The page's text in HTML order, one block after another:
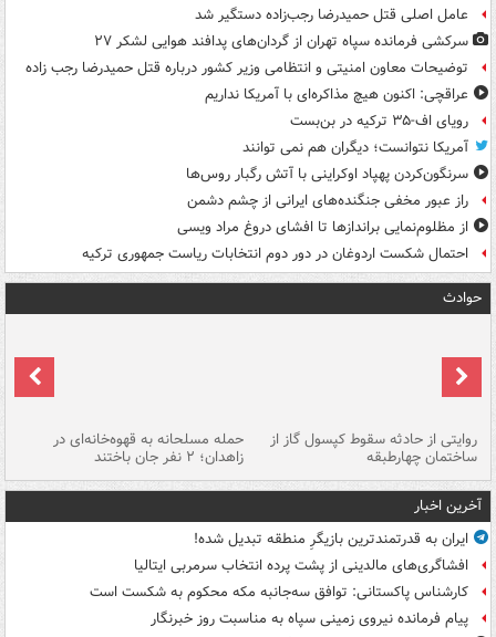
عامل اصلی قتل حمیدرضا رجب‌زاده دستگیر شد
سرکشی فرمانده سپاه تهران از گردان‌های پدافند هوایی لشکر ۲۷
توضیحات معاون امنیتی و انتظامی وزیر کشور درباره قتل حمیدرضا رجب زاده
عراقچی: اکنون هیچ مذاکره‌ای با آمریکا نداریم
رویای اف-۳۵ ترکیه در بن‌بست
آمریکا نتوانست؛ دیگران هم نمی توانند
سرنگون‌کردن پهپاد اوکراینی با آتش رگبار روس‌ها
راز عبور مخفی جنگنده‌های ایرانی از چشم دشمن
از مظلوم‌نمایی براندازها تا افشای دروغ مراد ویسی
احتمال شکست اردوغان در دور دوم انتخابات ریاست جمهوری ترکیه
حوادث
روایتی از حادثه سقوط کپسول گاز از
ساختمان چهارطبقه
حمله مسلحانه به قهوه‌خانه‌ای در
زاهدان؛ ۲ نفر جان باختند
آخرین اخبار
ایران به قدرتمندترین بازیگرِ منطقه تبدیل شده!
افشاگری‌های مالدینی از پشت پرده انتخاب سرمربی ایتالیا
کارشناس پاکستانی: توافق سه‌جانبه مکه محکوم به شکست است
پیام فرمانده نیروی زمینی سپاه به مناسبت روز خبرنگار